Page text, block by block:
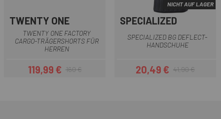
TWENTY ONE
TWENTY ONE FACTORY
CARGO-TRÄGERSHORTS FÜR
HERREN
Preis
119,99 €Regulärer Preis
160 €
NICHT AUF LAGER
SPECIALIZED
SPECIALIZED BG DEFLECT-
HANDSCHUHE
Preis
20,49 €Regulärer Preis
41,90 €